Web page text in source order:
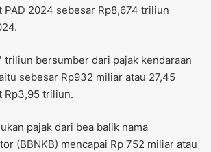
2024 sebesar Rp8,674 triliun
triliun bersumber dari pajak kendaraan
sebesar Rp932 miliar atau 27,45
Rp3,95 triliun.
pajak dari bea balik nama
(BBNKB) mencapai Rp 752 miliar atau